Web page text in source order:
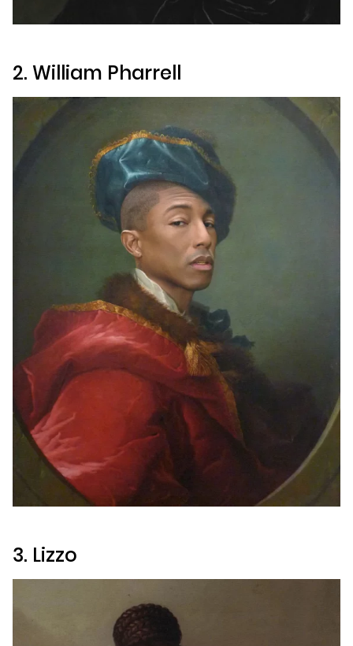
2. William Pharrell
3. Lizzo